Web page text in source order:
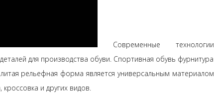
Современные технологии
для производства обуви. Спортивная обувь фурнитура
рельефная форма является универсальным материалом
и других видов.